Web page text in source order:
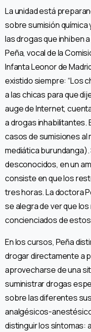
La unidad está
sobre sumisión
las drogas que inhiben
Peña, vocal de la
Infanta Leonor de
existido siempre: “Los
a las chicas para que
auge de Internet,
a drogas inhabilitantes.
casos de sumisiones al
mediática
desconocidos, en un
consiste en que los
tres horas. La doctora
se alegra de ver que
concienciados de
En los cursos, Peña
drogar directamente a
aprovecharse de una
suministrar drogas
sobre las diferentes
analgésicos-
distinguir los síntomas: